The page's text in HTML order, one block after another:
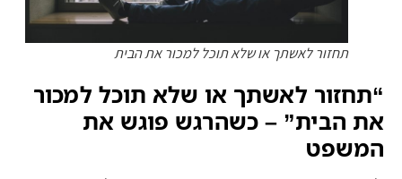
תחזור לאשתך או שלא תוכל למכור את הבית
“תחזור לאשתך או שלא תוכל למכור
את הבית” – כשהרגש פוגש את
המשפט